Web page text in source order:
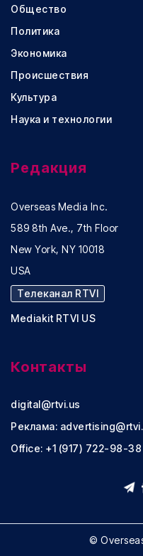
Общество
Политика
Экономика
Происшествия
Культура
Наука и технологии
Редакция
Overseas Media Inc.
589 8th Ave., 7th Floor
New York, NY 10018
USA
Телеканал RTVI
Mediakit RTVI US
Контакты
digital@rtvi.us
Реклама:
Office: +1 (917) 722-98-38
©